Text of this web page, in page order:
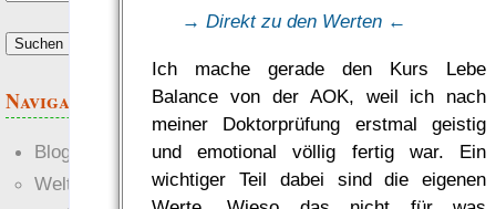
→ Direkt zu den Werten ←
Ich mache gerade den Kurs Lebe
Balance von der AOK, weil ich nach
meiner Doktorprüfung erstmal geistig
und emotional völlig fertig war. Ein
wichtiger Teil dabei sind die eigenen
Navigation
Blogs
Welten